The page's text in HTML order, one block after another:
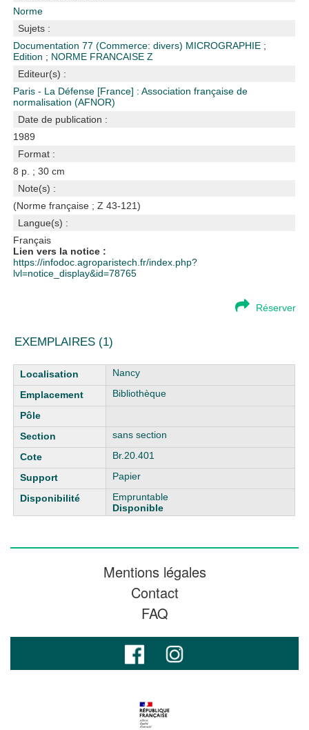
Norme
Sujets :
Documentation77 (Commerce: divers) MICROGRAPHIE ;
Edition ; NORME FRANCAISE Z
Editeur(s) :
Paris - La Défense [France] : Association française de
normalisation (AFNOR)
Date de publication :
1989
Format :
8 p. ; 30 cm
Note(s) :
(Norme française ; Z 43-121)
Langue(s) :
Français
Lien vers la notice :
https://infodoc.agroparistech.fr/index.php?
lvl=notice_display&id=78765
Réserver
EXEMPLAIRES (1)
Liste des exemplaires
Nancy
Bibliothèque
sans section
Br.20.401
Papier
Empruntable
Disponible
Mentions légales
Contact
FAQ